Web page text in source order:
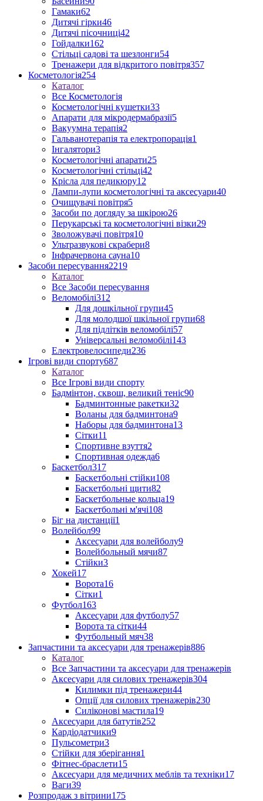
Гамаки62
Дитячі гірки46
Дитячі пісочниці42
Гойдалки162
Стільці садові та шезлонги54
Тренажери для відкритого повітря357
Косметологія254
Каталог
Все Косметологія
Косметологічні кушетки33
Апарати для мікродермабразії5
Вакуумна терапія2
Гальванотерапія та електропорація1
Інгалятори3
Косметологічні апарати25
Косметологічні стільці42
Крісла для педикюру12
Лампи-лупи косметологічні та аксесуари40
Очищувачі повітря5
Засоби по догляду за шкірою26
Перукарські та косметологічні візки29
Зволожувачі повітря10
Ультразвукові скрабери8
Інфрачервона сауна10
Засоби пересування2219
Каталог
Все Засоби пересування
Веломобілі312
Для дошкільної групи45
Для молодшої шкільної групи68
Для підлітків веломобілі57
Універсальні веломобілі143
Електровелосипеди236
Ігрові види спорту687
Каталог
Все Ігрові види спорту
Бадмінтон, сквош, великий теніс90
Бадминтонные ракетки32
Воланы для бадминтона9
Наборы для бадминтона13
Сітки11
Спортивне взуття2
Спортивная одежда6
Баскетбол317
Баскетбольні стійки108
Баскетбольні щити82
Баскетбольные кольца19
Баскетбольні м'ячі108
Біг на дистанції1
Волейбол99
Аксесуари для волейболу9
Волейбольный мячи87
Стійки3
Хокей17
Ворота16
Сітки1
Футбол163
Аксесуари для футболу57
Ворота та сітки44
Футбольный мяч38
Запчастини та аксесуари для тренажерів886
Каталог
Все Запчастини та аксесуари для тренажерів
Аксесуари для силових тренажерів304
Килимки під тренажери44
Опції для силових тренажерів230
Силіконові мастила19
Аксесуари для батутів252
Кардіодатчики9
Пульсометри3
Стійки для зберігання1
Фітнес-браслети15
Аксесуари для медичних меблів та техніки17
Ваги39
Розпродаж з вітрини175